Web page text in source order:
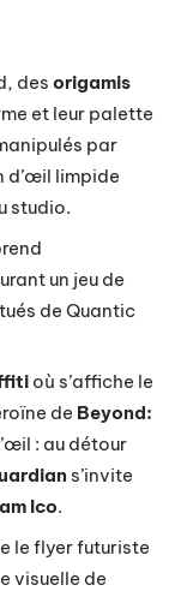
des origamis
et leur palette
par
d’œil limpide
studio.
un jeu de
de Quantic
où s’affiche le
de Beyond:
: au détour
s’invite
Ico.
le flyer futuriste
visuelle de